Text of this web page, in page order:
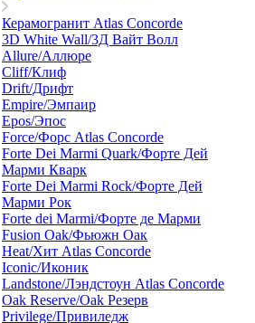
Керамогранит Atlas Concorde
3D White Wall/3Д Вайт Волл
Allure/Аллюрe
Cliff/Клиф
Drift/Дрифт
Empire/Эмпаир
Epos/Эпос
Force/Фoрс Atlas Concorde
Forte Dei Marmi Quark/Форте Дей
Марми Кварк
Forte Dei Marmi Rock/Форте Дей
Марми Рок
Forte dei Marmi/Форте де Марми
Fusion Oak/Фьюжн Оак
Heat/Xит Atlas Concorde
Iconic/Иконик
Landstone/Лэндстоун Atlas Concorde
Oak Reserve/Оak Резepв
Privilege/Привиледж